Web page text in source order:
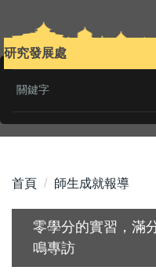
主
要
內
區
研究發展處
首頁 師生成就報導
零學分的實習，滿
鳴專訪